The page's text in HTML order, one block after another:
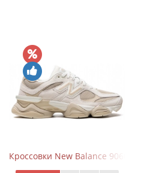
Кроссовки New Balance 9060